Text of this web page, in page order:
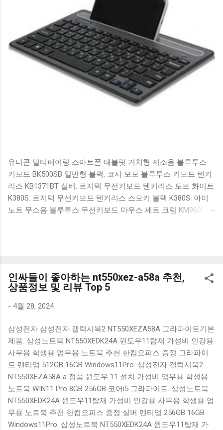
유니콘 멀티페어링 스마트폰 태블릿 거치형 저소음 블루투스
키보드 BK500SB 일반형 블랙. 코시 모모 블루투스 키보드 텐키
리스 KB1371BT 실버. 로지텍 무선키보드 텐키리스 도브 화이트
K380S. 로지텍 무선키보드 텐키리스 스모키 블랙 K380S. 아이
노트 무소음 블루투스 무선키보드 마우스 세트 크림 KM960RB
혜택을 놓치지 마세요. 다양한 할인 혜택과 빠른배송 혜택을 놓
치지 않도록 먼저 확인해보세요. 추가할인 확인하기 상품 하나
를 사더라도 종류도 많고, 가격도 다양해서 결정이 많이 어려우
많을 수 밖에 없습니다. 다양한 상품들을 상세스펙 과 가격 을
꼼꼼히 비교해서 구매하실 수 있도록 순위 추천 해드릴게요. 특
가상품 보러가기 추천상품 Best 유니콘 멀티페어링 스마트폰
태블릿 거치형 저소음 블루투스 키보드, BK-500SB, 일반형, 블
랙 유니콘 멀티페어링 스마트폰 태...
인싸들이 좋아하는 nt550xez-a58a 추천,
상품정보 및 리뷰 Top 5
- 4월 28, 2024
삼성전자 삼성전자 갤럭시북2 NT550XEZA58A 그라파이트기본
제품. 삼성노트북 NT550XEDK24A 윈도우11탑재 가성비 인강용
사무용 학생용 업무용 노트북 추천 한컴오피스 증정 그라파이
트 펜티엄 512GB 16GB Windows11Pro. 삼성전자 갤럭시북2
NT550XEZA58A a 정품 윈도우 11 설치 가성비 업무용 학생용
노트북 WIN11 Pro 8GB 256GB 코어i5 그라파이트. 삼성노트북
NT550XEDK24A 윈도우11탑재 가성비 인강용 사무용 학생용 업
무용 노트북 추천 한컴오피스 증정 실버 펜티엄 256GB 16GB
Windows11Pro. 삼성노트북 NT550XEDK24A 윈도우11탑재 가